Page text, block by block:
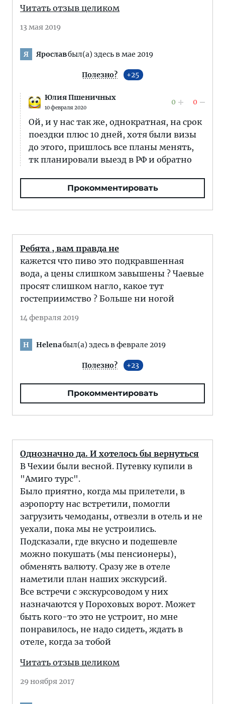
Читать отзыв целиком
13 мая 2019
Я Ярославбыл(а) здесь в мае 2019
Полезно? 25
Юлия Пшеничных
10 февраля 2020
0 0
Ой, и у нас так же, однократная, на срок
поездки плюс 10 дней, хотя были визы
до этого, пришлось все планы менять,
тк планировали выезд в РФ и обратно
Прокомментировать
Ребята , вам правда не
кажется что пиво это подкравшенная
вода, а цены слишком завышены ? Чаевые
просят слишком нагло, какое тут
гостеприимство ? Больше ни ногой
14 февраля 2019
H Helenaбыл(а) здесь в феврале 2019
Полезно? 23
Прокомментировать
Однозначно да. И хотелось бы вернуться
В Чехии были весной. Путевку купили в
"Амиго турс".
Было приятно, когда мы прилетели, в
аэропорту нас встретили, помогли
загрузить чемоданы, отвезли в отель и не
уехали, пока мы не устроились.
Подсказали, где вкусно и подешевле
можно покушать (мы пенсионеры),
обменять валюту. Сразу же в отеле
наметили план наших экскурсий.
Все встречи с экскурсоводом у них
назначаются у Пороховых ворот. Может
быть кого-то это не устроит, но мне
понравилось, не надо сидеть, ждать в
отеле, когда за тобой
Читать отзыв целиком
29 ноября 2017